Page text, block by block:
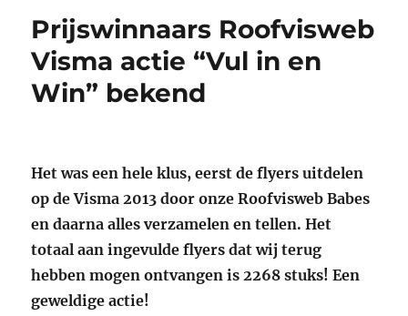
Prijswinnaars Roofvisweb
Visma actie “Vul in en
Win” bekend
Het was een hele klus, eerst de flyers uitdelen
op de Visma 2013 door onze Roofvisweb Babes
en daarna alles verzamelen en tellen. Het
totaal aan ingevulde flyers dat wij terug
hebben mogen ontvangen is 2268 stuks! Een
geweldige actie!